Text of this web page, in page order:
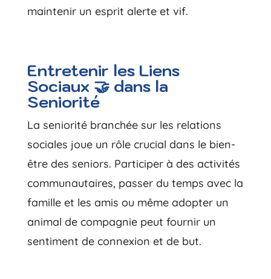
maintenir un esprit alerte et vif.
Entretenir les Liens
Sociaux 🤝 dans la
Seniorité
La seniorité branchée sur les relations
sociales joue un rôle crucial dans le bien-
être des seniors. Participer à des activités
communautaires, passer du temps avec la
famille et les amis ou même adopter un
animal de compagnie peut fournir un
sentiment de connexion et de but.